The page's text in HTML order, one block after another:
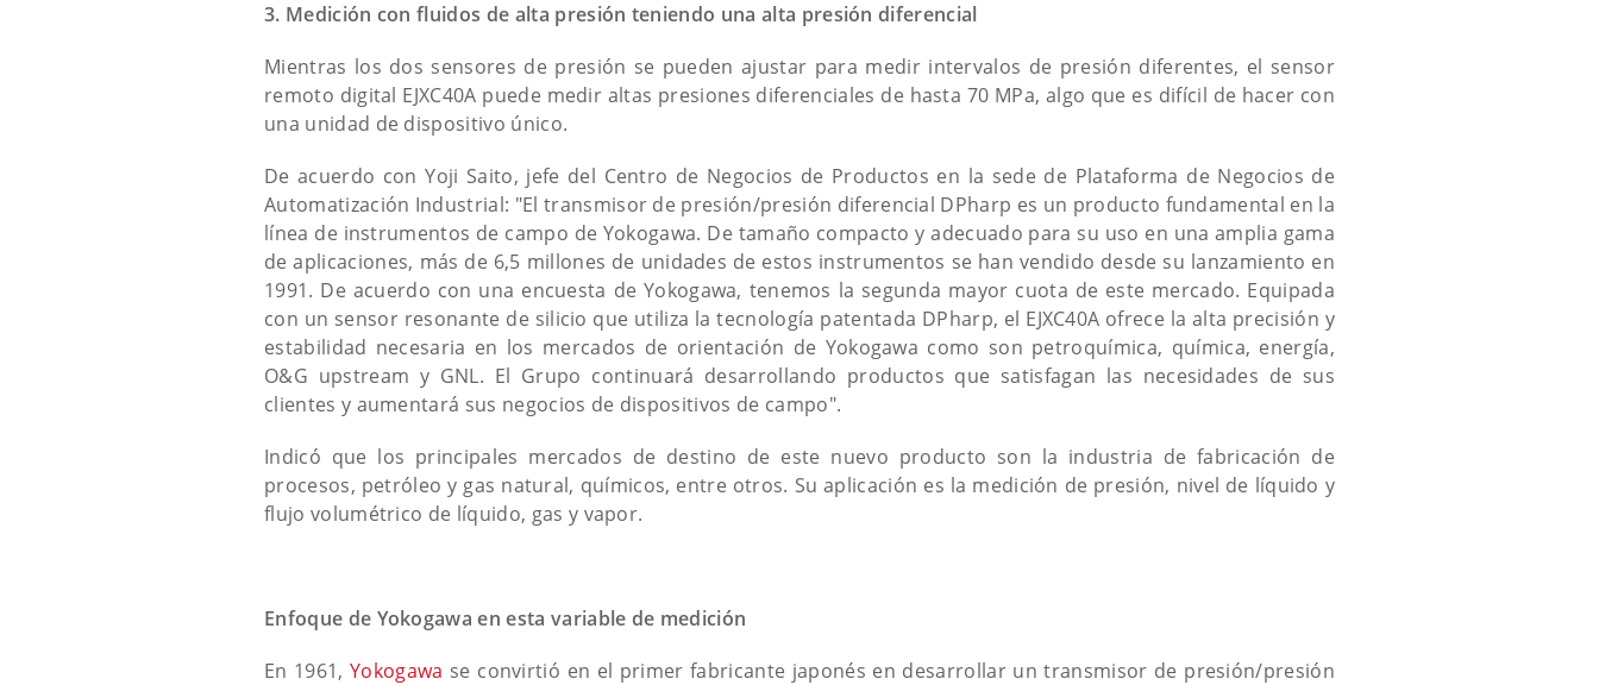
3. Medición con fluidos de alta presión teniendo una alta presión diferencial
Mientras los dos sensores de presión se pueden ajustar para medir intervalos de presión diferentes, el sensor
remoto digital EJXC40A puede medir altas presiones diferenciales de hasta 70 MPa, algo que es difícil de hacer con
una unidad de dispositivo único.
De acuerdo con Yoji Saito, jefe del Centro de Negocios de Productos en la sede de Plataforma de Negocios de
Automatización Industrial: "El transmisor de presión/presión diferencial DPharp es un producto fundamental en la
línea de instrumentos de campo de Yokogawa. De tamaño compacto y adecuado para su uso en una amplia gama
de aplicaciones, más de 6,5 millones de unidades de estos instrumentos se han vendido desde su lanzamiento en
1991. De acuerdo con una encuesta de Yokogawa, tenemos la segunda mayor cuota de este mercado. Equipada
con un sensor resonante de silicio que utiliza la tecnología patentada DPharp, el EJXC40A ofrece la alta precisión y
estabilidad necesaria en los mercados de orientación de Yokogawa como son petroquímica, química, energía,
O&G upstream y GNL. El Grupo continuará desarrollando productos que satisfagan las necesidades de sus
clientes y aumentará sus negocios de dispositivos de campo".
Indicó que los principales mercados de destino de este nuevo producto son la industria de fabricación de
procesos, petróleo y gas natural, químicos, entre otros. Su aplicación es la medición de presión, nivel de líquido y
flujo volumétrico de líquido, gas y vapor.
Enfoque de Yokogawa en esta variable de medición
En 1961,Yokogawa se convirtió en el primer fabricante japonés en desarrollar un transmisor de presión/presión